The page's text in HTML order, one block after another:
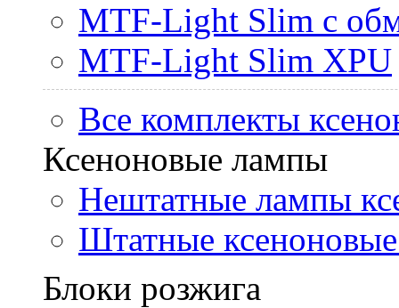
MTF-Light Slim с
MTF-Light Slim XPU
Все комплекты
Ксеноновые лампы
Нештатные лампы
Штатные
Блоки розжига